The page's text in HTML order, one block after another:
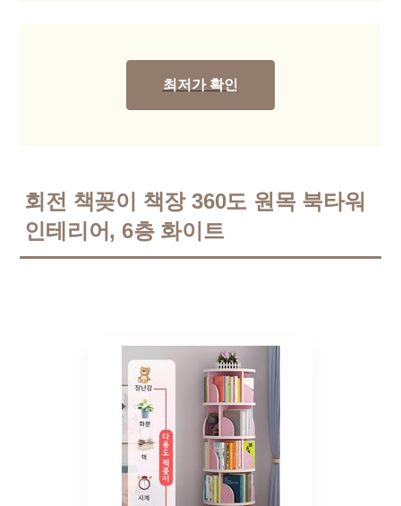
최저가 확인
회전 책꽂이 책장 360도 원목 북타워
인테리어, 6층 화이트